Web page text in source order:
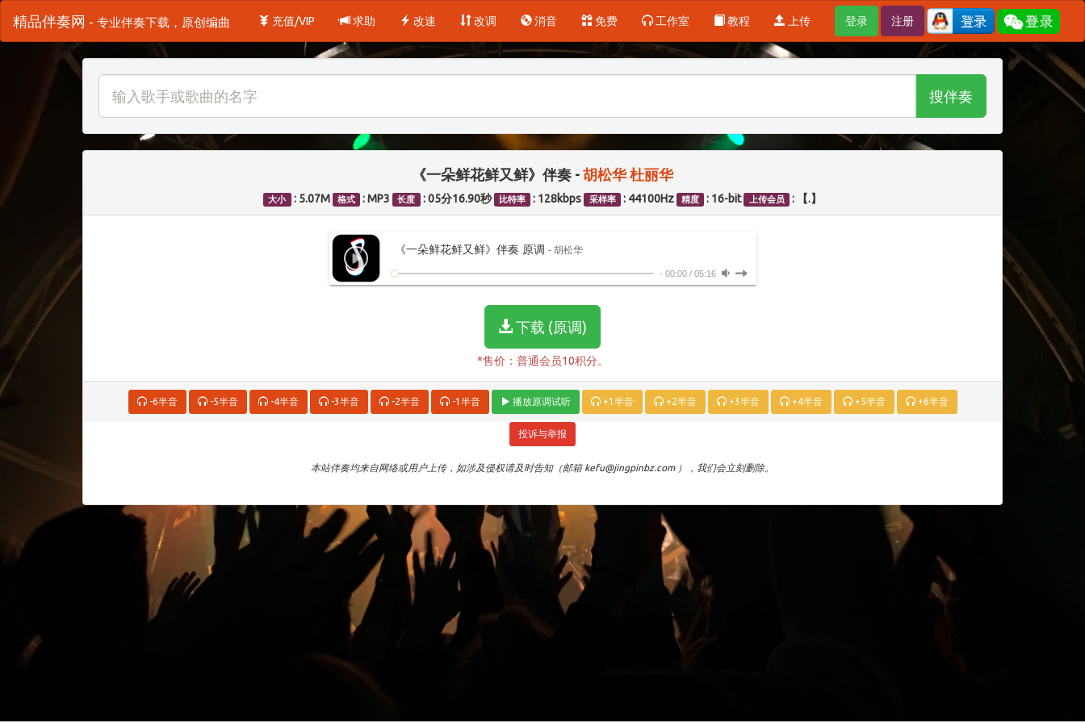
精品伴奏网 - 专业伴奏下载，原创编曲 登录 注册
充值/VIP 求助 改速 改调 消音 免费 工作室 教程 上传
搜伴奏
《一朵鲜花鲜又鲜》伴奏 - 胡松华杜丽华
大小 : 5.07M 格式 : MP3 长度 : 05分16.90秒 比特率 : 128kbps 采样率 : 44100Hz 精度 : 16-bit 上传会员 : 【.】
《一朵鲜花鲜又鲜》伴奏 原调 - 胡松华
- 00:00/ 05:16
下载 (原调)
*售价：普通会员10积分。
-6半音 -5半音 -4半音 -3半音 -2半音 -1半音 播放原调试听 +1半音 +2半音 +3半音 +4半音 +5半音 +6半音
投诉与举报
本站伴奏均来自网络或用户上传，如涉及侵权请及时告知（邮箱 kefu@jingpinbz.com ），我们会立刻删除。